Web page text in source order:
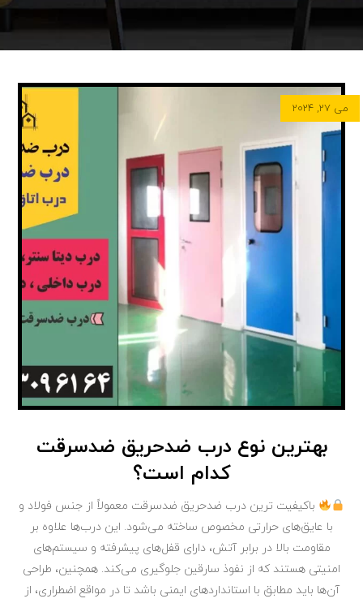
بهترین نوع درب ضدحریق ضدسرقت
کدام است؟
می ۲۷, ۲۰۲۴
باکیفیت ترین درب ضدحریق ضدسرقت معمولاً از جنس فولاد و
با عایق‌های حرارتی مخصوص ساخته می‌شود. این درب‌ها علاوه بر
مقاومت بالا در برابر آتش، دارای قفل‌های پیشرفته و سیستم‌های
امنیتی هستند که از نفوذ سارقین جلوگیری می‌کند. همچنین، طراحی
آن‌ها باید مطابق با استانداردهای ایمنی باشد تا در مواقع اضطراری، از